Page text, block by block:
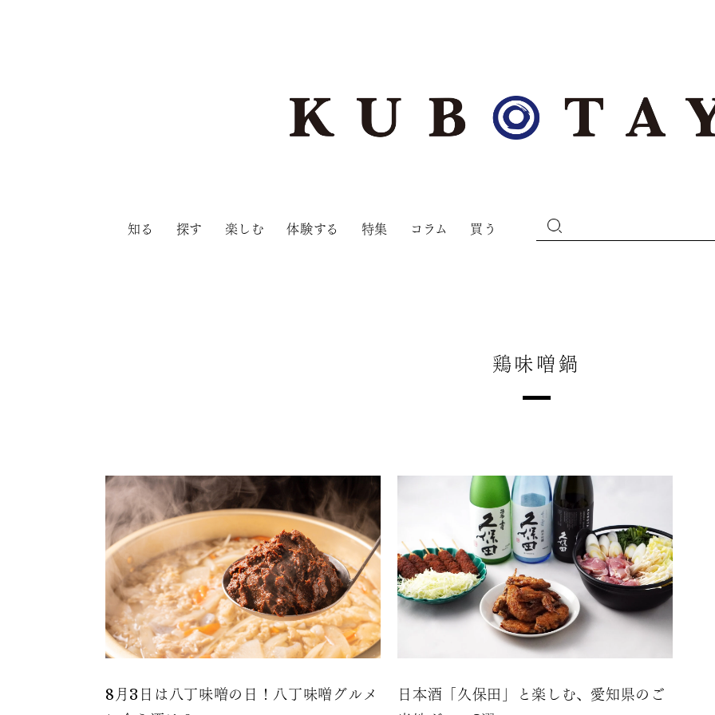
知る 探す 楽しむ 体験する 特集 コラム 買う
鶏味噌鍋
8月3日は八丁味噌の日！八丁味噌グルメ
日本酒「久保田」と楽しむ、愛知県のご